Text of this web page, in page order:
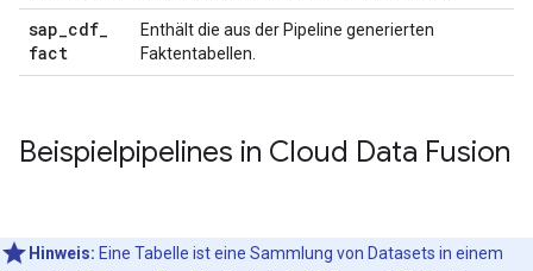
sap_cdf_
fact
Enthält die aus der Pipeline generierten
Faktentabellen.
Beispielpipelines in Cloud Data Fusion
Hinweis: Eine Tabelle ist eine Sammlung von Datasets in einem